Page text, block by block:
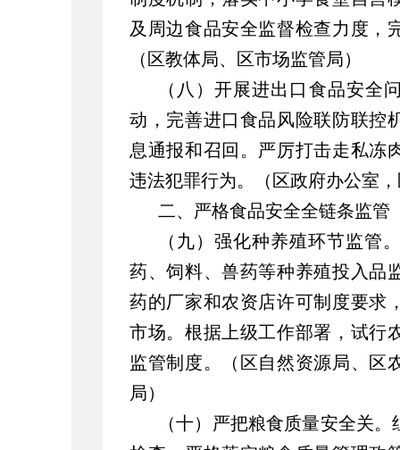
及周边食品安全监督检查力度，
（区教体局、区市场监管局）
（八）开展进出口食品安全
动，完善进口食品风险联防联控
息通报和召回。 严厉打击走私冻
违法犯罪行为。（区政府办公室
二、严格食品安全全链条监管
（九）强化种养殖环节监管
药、饲料、兽药等种养殖投入品
药的厂家和农资店许可制度要求
市场。根据上级工作部署，试行
监管制度。（区自然资源局、区
局）
（十）严把粮食质量安全关